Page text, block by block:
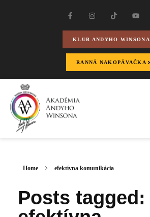
KLUB ANDYHO WINSONA
RANNÁ NAKOPÁVAČKA
Home efektívna komunikácia
Posts tagged: